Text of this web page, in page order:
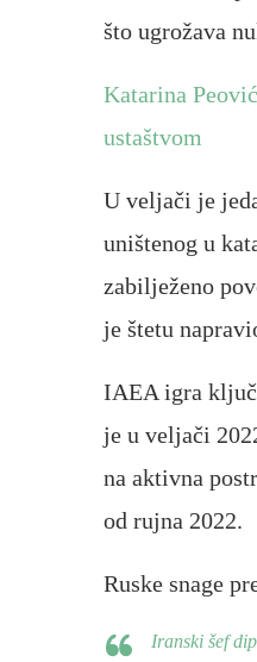
što ugrožava
Katarina
ustaštvom
U veljači je
uništenog u
zabilježeno
je štetu
IAEA igra
je u veljači
na aktivna
od rujna 2022.
Ruske snage
Iranski šef